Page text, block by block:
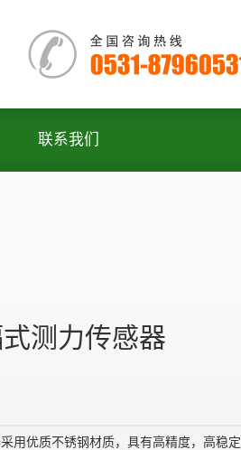
联系我们
测力传感器
用优质不锈钢材质，具有高精度，高稳定